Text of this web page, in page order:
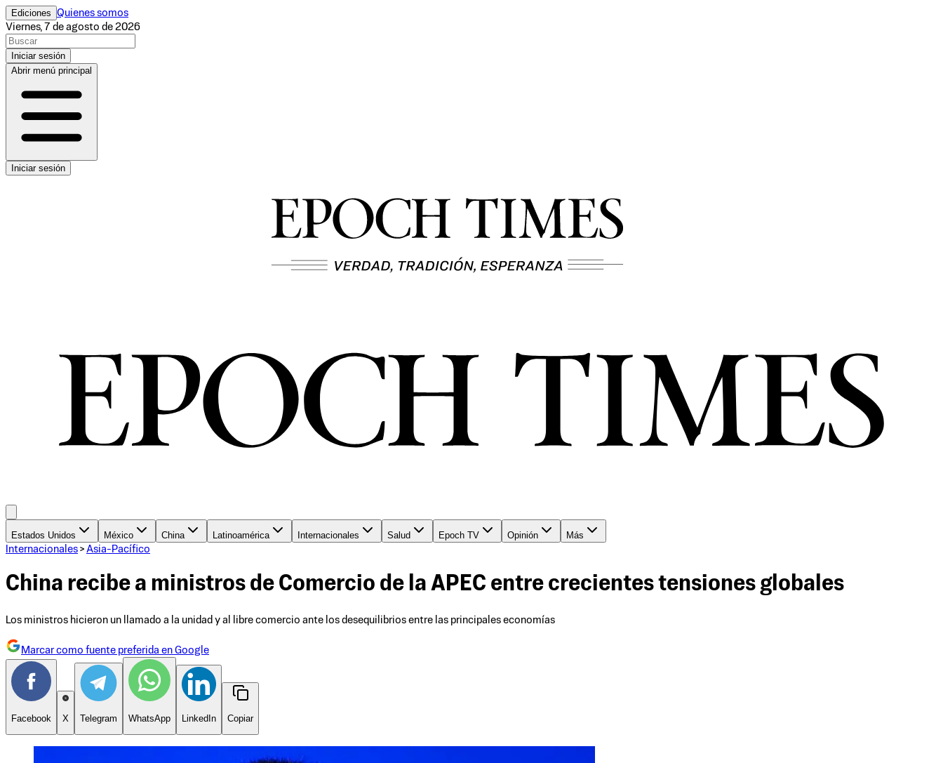
Ediciones Quienes somos
Viernes, 7 de agosto de 2026
Iniciar sesión
Abrir menú principal
Iniciar sesión
Estados Unidos México China Latinoamérica Internacionales Salud Epoch TV Opinión
Más
Internacionales > Asia-Pacífico
China recibe a ministros de Comercio de la APEC entre crecientes tensiones globales
Los ministros hicieron un llamado a la unidad y al libre comercio ante los desequilibrios entre las principales economías
Marcar como fuente preferida en Google
Facebook X Telegram WhatsApp LinkedIn Copiar